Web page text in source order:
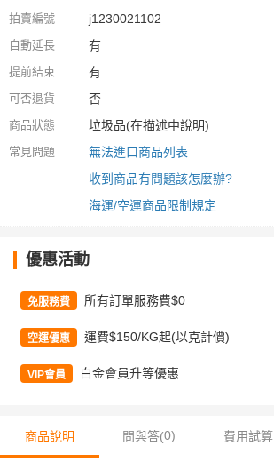
拍賣編號 j1230021102
自動延長 有
提前結束 有
可否退貨 否
商品狀態 垃圾品(在描述中說明)
常見問題
無法進口商品列表
收到商品有問題該怎麼辦?
海運/空運商品限制規定
優惠活動
免服務費 所有訂單服務費$0
空運優惠 運費$150/KG起(以克計價)
VIP會員 白金會員升等優惠
商品說明 問與答(0) 費用試算